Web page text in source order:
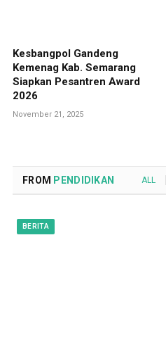
Kesbangpol Gandeng
Kemenag Kab. Semarang
Siapkan Pesantren Award
2026
November 21, 2025
FROM PENDIDIKAN ALL
BERITA